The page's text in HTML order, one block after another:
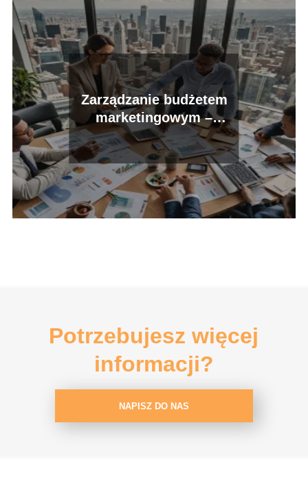
Zarządzanie budżetem
marketingowym –
kluczowe zasady
Potrzebujesz więcej
informacji?
NAPISZ DO NAS